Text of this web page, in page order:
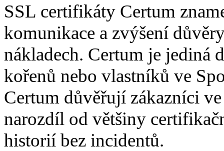
SSL certifikáty Certum
komunikace a zvýšení
nákladech. Certum je jediná
kořenů nebo vlastníků ve
Certum důvěřují zákazníci
narozdíl od většiny
historií bez incidentů.